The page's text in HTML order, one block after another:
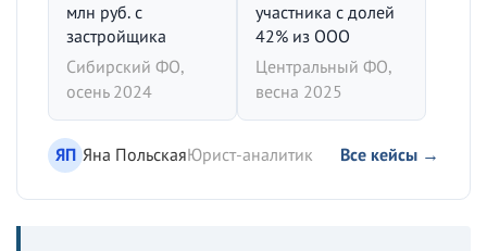
млн руб. с
застройщика
Сибирский ФО,
осень 2024
участника с долей
42% из ООО
Центральный ФО,
весна 2025
ЯП Яна ПольскаяЮрист-аналитик Все кейсы →